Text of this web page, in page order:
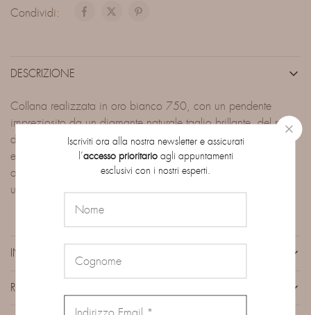
Condividi:
DESCRIZIONE
Collana realizzata in oro bianco 750, con un pendente
impreziosito da un diamante naturale taglio brillante, del peso
di 0,70 ct. La montatura a quattro griffe è progettata per
esaltare al massimo la luce della pietra, mentre la catenina in
oro bianco, fine e resistente, completa il design con
un’eleganza senza tempo.
INFORMAZIONI AGGIUNTIVE
RECENSIONI (0)
Iscriviti ora alla nostra newsletter e assicurati
l’accesso prioritarioagli appuntamenti
esclusivi con i nostri esperti.